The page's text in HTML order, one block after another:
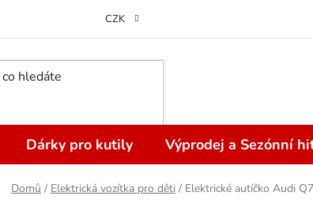
Odstoupení od kupní smlouvy do 14 dní
CZK
Dárky pro kutily Výprodej a Sezónní
Domů / Elektrická vozítka pro děti / Elektrické autíčko Audi